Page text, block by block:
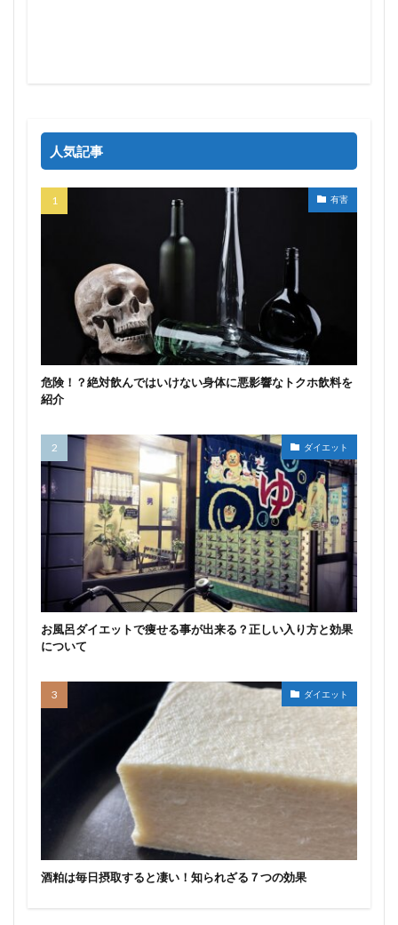
人気記事
有害
危険！？絶対飲んではいけない身体に悪影響なトクホ飲料を
紹介
ダイエット
お風呂ダイエットで痩せる事が出来る？正しい入り方と効果
について
ダイエット
酒粕は毎日摂取すると凄い！知られざる７つの効果